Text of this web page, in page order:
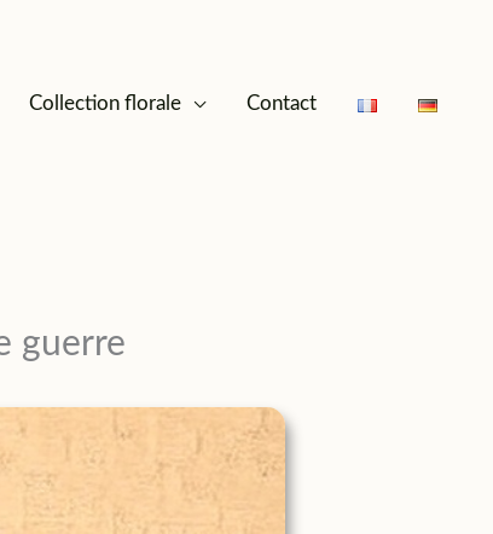
Collection florale Contact
guerre